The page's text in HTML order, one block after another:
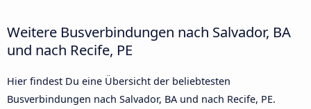
Weitere Busverbindungen nach Salvador, BA
und nach Recife, PE
Hier findest Du eine Übersicht der beliebtesten
Busverbindungen nach Salvador, BA und nach Recife, PE.